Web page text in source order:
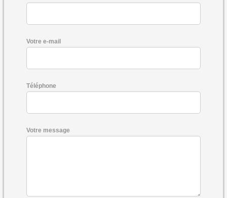
Votre e-mail
Téléphone
Votre message